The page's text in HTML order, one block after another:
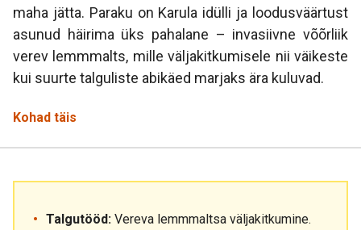
maha jätta. Paraku on Karula idülli ja loodusväärtust
asunud häirima üks pahalane – invasiivne võõrliik
verev lemmmalts, mille väljakitkumisele nii väikeste
kui suurte talguliste abikäed marjaks ära kuluvad.
Kohad täis
Talgutööd: Vereva lemmmaltsa väljakitkumine.